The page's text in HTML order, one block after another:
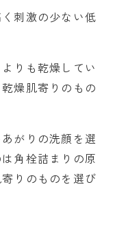
刺激の少ない低
りも乾燥してい
燥肌寄りのもの
がりの洗顔を選
角栓詰まりの原
りのものを選び